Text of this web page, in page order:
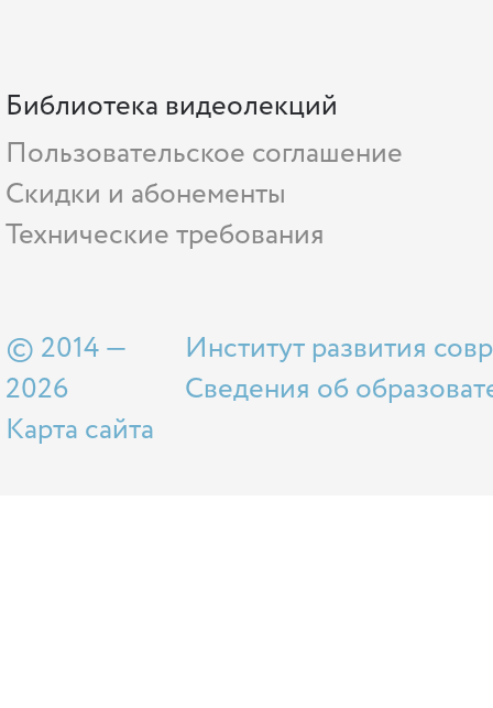
Библиотека видеолекций
Пользовательское соглашение
Скидки и абонементы
Технические требования
© 2014 —
2026
Карта сайта
Институт развития
Сведения об